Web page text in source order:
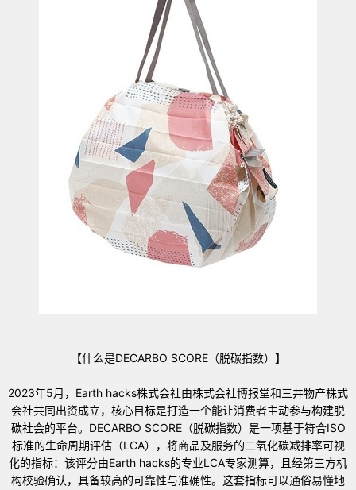
【什么是DECARBO SCORE（脱碳指数）】
2023年5月，Earth hacks株式会社由株式会社博报堂和三井物产株式
会社共同出资成立，核心目标是打造一个能让消费者主动参与构建脱
碳社会的平台。DECARBO SCORE（脱碳指数）是一项基于符合ISO
标准的生命周期评估（LCA），将商品及服务的二氧化碳减排率可视
化的指标：该评分由Earth hacks的专业LCA专家测算，且经第三方机
构校验确认，具备较高的可靠性与准确性。这套指标可以通俗易懂地